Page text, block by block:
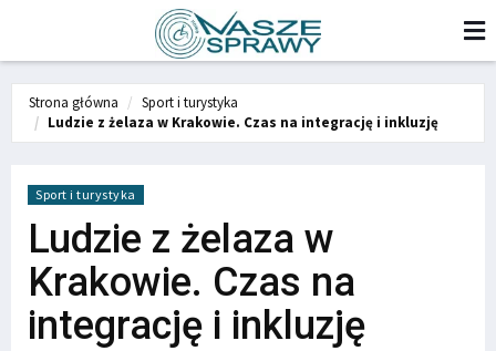
Strona główna
Sport i turystyka
Ludzie z żelaza w Krakowie. Czas na integrację i inkluzję
Sport i turystyka
Ludzie z żelaza w
Krakowie. Czas na
integrację i inkluzję